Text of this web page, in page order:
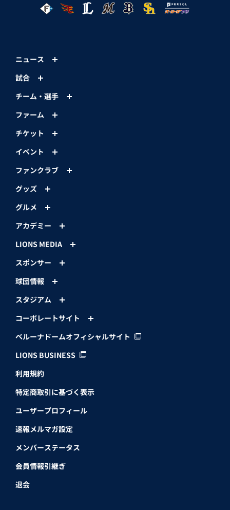
ニュース
試合
チーム・選手
ファーム
チケット
イベント
ファンクラブ
グッズ
グルメ
アカデミー
LIONS MEDIA
スポンサー
球団情報
スタジアム
コーポレートサイト
ベルーナドームオフィシャルサイト
LIONS BUSINESS
利用規約
特定商取引に基づく表示
ユーザープロフィール
速報メルマガ設定
メンバーステータス
会員情報引継ぎ
退会